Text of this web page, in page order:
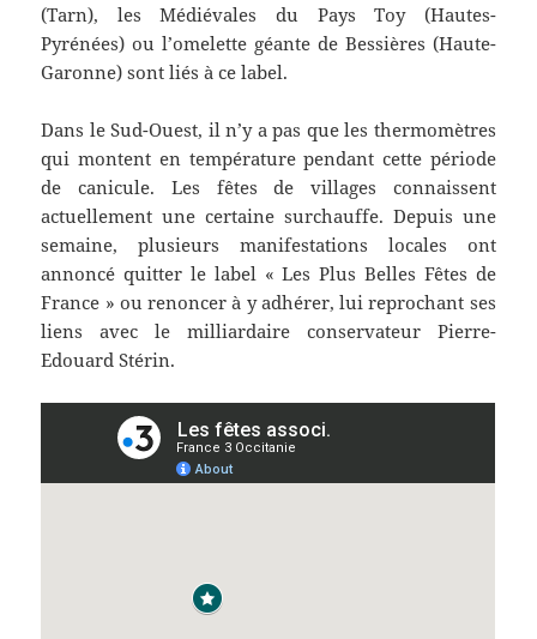
(Tarn), les Médiévales du Pays Toy (Hautes-
Pyrénées) ou l’omelette géante de Bessières (Haute-
Garonne) sont liés à ce label.
Dans le Sud-Ouest, il n’y a pas que les thermomètres
qui montent en température pendant cette période
de canicule. Les fêtes de villages connaissent
actuellement une certaine surchauffe. Depuis une
semaine, plusieurs manifestations locales ont
annoncé quitter le label « Les Plus Belles Fêtes de
France » ou renoncer à y adhérer, lui reprochant ses
liens avec le milliardaire conservateur Pierre-
Edouard Stérin.